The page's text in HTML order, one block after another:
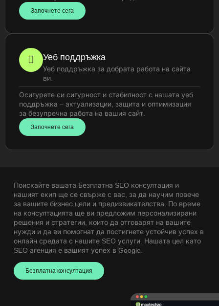
Започнете сега
Уеб поддръжка
Уеб поддръжка за добрата работа на сайта
ви.
Осигурете си сигурност и стабилност с нашата уеб
поддръжка – актуализации, защита и оптимизация
за безупречна работа на вашия сайт.
Започнете сега
Поискайте вашата Безплатна SEO консултация и
нашият екип ще се свърже с вас, за да научим повече
за вашите бизнес цели и предизвикателства. По време
на консултацията ще ви предложим персонализирани
решения и стратегии, които да отговарят на вашите
нужди и да ви помогнат да постигнете устойчив успех в
онлайн средата с нашите SEO услуги . Нашата цел като
SEO агенция е вашият успех в Google.
Безплатна консултация